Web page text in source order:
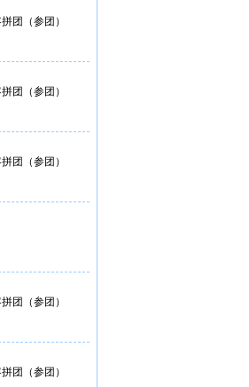
团（参团）
团（参团）
团（参团）
团（参团）
团（参团）